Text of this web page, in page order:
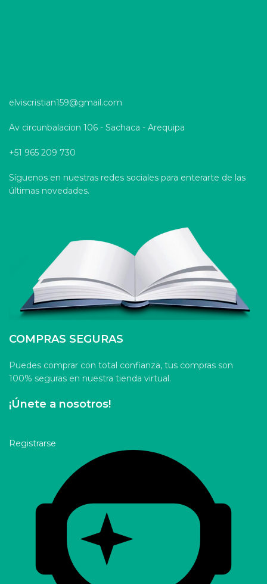
elviscristian159@gmail.com
Av circunbalacion 106 - Sachaca - Arequipa
+51 965 209 730
Síguenos en nuestras redes sociales para enterarte de las
últimas novedades.
COMPRAS SEGURAS
Puedes comprar con total confianza, tus compras son
100% seguras en nuestra tienda virtual.
¡Únete a nosotros!
Registrarse